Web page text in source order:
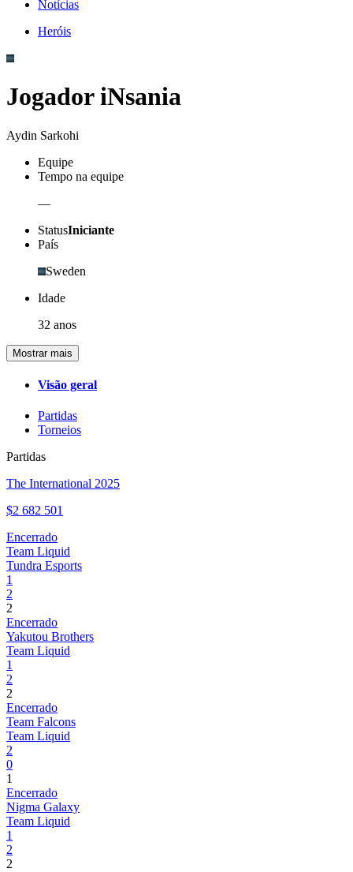
Notícias
Heróis
Jogador iNsania
Aydin Sarkohi
Equipe
Tempo na equipe
—
StatusIniciante
País
Sweden
Idade
32 anos
Mostrar mais
Visão geral
Partidas
Torneios
Partidas
The International 2025
$2 682 501
Encerrado
Team Liquid
Tundra Esports
1
2
2
Encerrado
Yakutou Brothers
Team Liquid
1
2
2
Encerrado
Team Falcons
Team Liquid
2
0
1
Encerrado
Nigma Galaxy
Team Liquid
1
2
2